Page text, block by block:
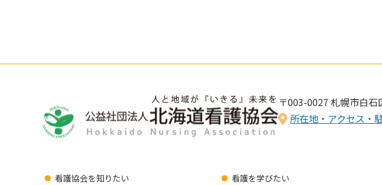
〒003-0027 札幌市白
所在地・アクセス・
看護協会を知りたい
看護を学びたい